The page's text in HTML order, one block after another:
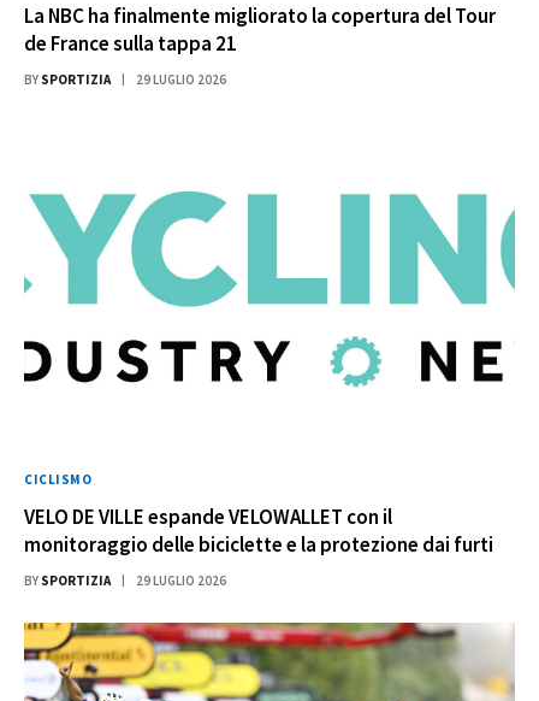
La NBC ha finalmente migliorato la copertura del Tour
de France sulla tappa 21
BY SPORTIZIA 29 LUGLIO 2026
CICLISMO
VELO DE VILLE espande VELOWALLET con il
monitoraggio delle biciclette e la protezione dai furti
BY SPORTIZIA 29 LUGLIO 2026